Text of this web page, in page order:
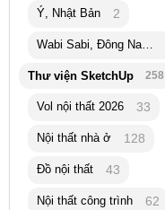
Ý, Nhật Bản 2
Wabi Sabi, Đông Nam Á
Thư viện SketchUp 258
Vol nội thất 2026 33
Nội thất nhà ở 128
Đồ nội thất 43
Nội thất công trình 62